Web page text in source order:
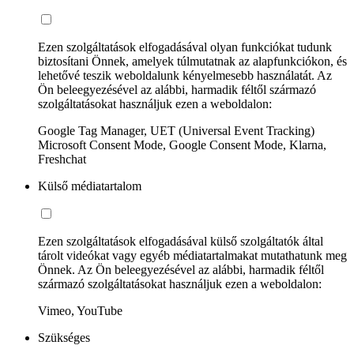
Ezen szolgáltatások elfogadásával olyan funkciókat tudunk
biztosítani Önnek, amelyek túlmutatnak az alapfunkciókon, és
lehetővé teszik weboldalunk kényelmesebb használatát. Az
Ön beleegyezésével az alábbi, harmadik féltől származó
szolgáltatásokat használjuk ezen a weboldalon:
Google Tag Manager, UET (Universal Event Tracking)
Microsoft Consent Mode, Google Consent Mode, Klarna,
Freshchat
Külső médiatartalom
Ezen szolgáltatások elfogadásával külső szolgáltatók által
tárolt videókat vagy egyéb médiatartalmakat mutathatunk meg
Önnek. Az Ön beleegyezésével az alábbi, harmadik féltől
származó szolgáltatásokat használjuk ezen a weboldalon:
Vimeo, YouTube
Szükséges